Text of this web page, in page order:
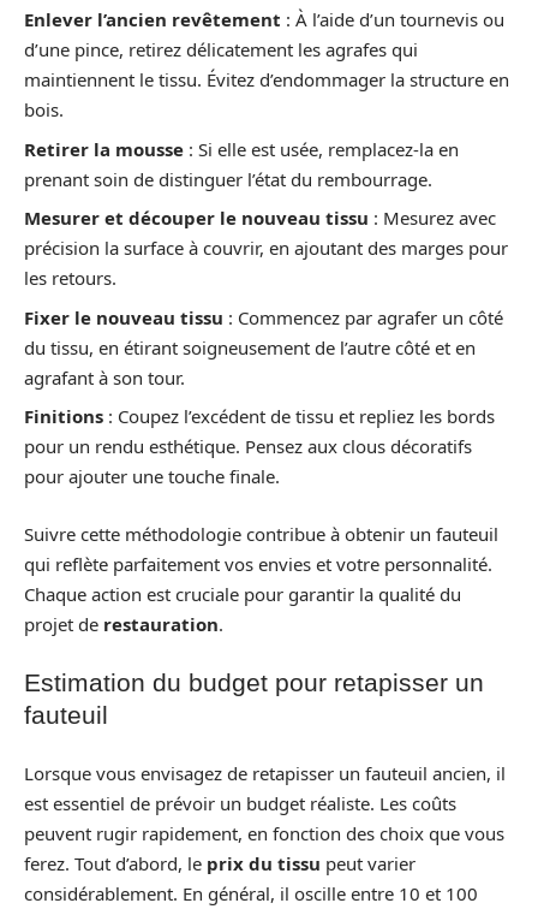
Enlever l’ancien revêtement : À l’aide d’un tournevis ou
d’une pince, retirez délicatement les agrafes qui
maintiennent le tissu. Évitez d’endommager la structure en
bois.
Retirer la mousse : Si elle est usée, remplacez-la en
prenant soin de distinguer l’état du rembourrage.
Mesurer et découper le nouveau tissu : Mesurez avec
précision la surface à couvrir, en ajoutant des marges pour
les retours.
Fixer le nouveau tissu : Commencez par agrafer un côté
du tissu, en étirant soigneusement de l’autre côté et en
agrafant à son tour.
Finitions : Coupez l’excédent de tissu et repliez les bords
pour un rendu esthétique. Pensez aux clous décoratifs
pour ajouter une touche finale.
Suivre cette méthodologie contribue à obtenir un fauteuil
qui reflète parfaitement vos envies et votre personnalité.
Chaque action est cruciale pour garantir la qualité du
projet de restauration.
Estimation du budget pour retapisser un
fauteuil
Lorsque vous envisagez de retapisser un fauteuil ancien, il
est essentiel de prévoir un budget réaliste. Les coûts
peuvent rugir rapidement, en fonction des choix que vous
ferez. Tout d’abord, le prix du tissu peut varier
considérablement. En général, il oscille entre 10 et 100